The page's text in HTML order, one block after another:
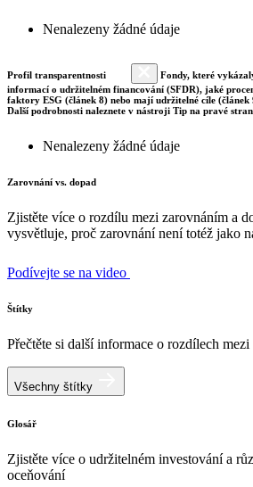
Nenalezeny žádné údaje
Profil transparentnosti
Fondy, které
informací o udržitelném financování (SFDR), jaké
faktory ESG (článek 8) nebo mají udržitelné cíle
Další podrobnosti naleznete v nástroji Tip na pravé
Nenalezeny žádné údaje
Zarovnání vs. dopad
Zjistěte více o rozdílu mezi zarovnáním a
vysvětluje, proč zarovnání není totéž jako
Podívejte se na video
Štítky
Přečtěte si další informace o rozdílech
Všechny štítky
Glosář
Zjistěte více o udržitelném investování a
oceňování